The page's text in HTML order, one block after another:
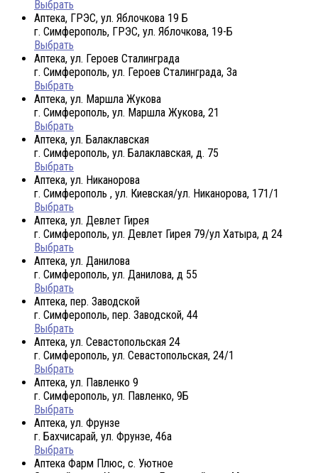
Выбрать
Аптека, ГРЭС, ул. Яблочкова 19 Б
г. Симферополь, ГРЭС, ул. Яблочкова, 19-Б
Выбрать
Аптека, ул. Героев Сталинграда
г. Симферополь, ул. Героев Сталинграда, 3а
Выбрать
Аптека, ул. Маршла Жукова
г. Симферополь, ул. Маршла Жукова, 21
Выбрать
Аптека, ул. Балаклавская
г. Симферополь, ул. Балаклавская, д. 75
Выбрать
Аптека, ул. Никанорова
г. Симферополь , ул. Киевская/ул. Никанорова, 171/1
Выбрать
Аптека, ул. Девлет Гирея
г. Симферополь, ул. Девлет Гирея 79/ул Хатыра, д 24
Выбрать
Аптека, ул. Данилова
г. Симферополь, ул. Данилова, д 55
Выбрать
Аптека, пер. Заводской
г. Симферополь, пер. Заводской, 44
Выбрать
Аптека, ул. Севастопольская 24
г. Симферополь, ул. Севастопольская, 24/1
Выбрать
Аптека, ул. Павленко 9
г. Симферополь, ул. Павленко, 9Б
Выбрать
Аптека, ул. Фрунзе
г. Бахчисарай, ул. Фрунзе, 46а
Выбрать
Аптека Фарм Плюс, с. Уютное